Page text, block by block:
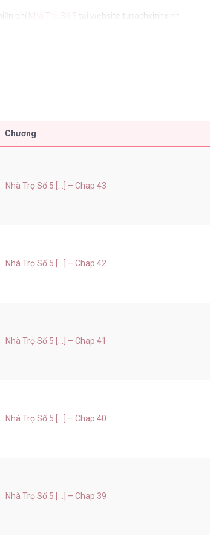
phí Nhà Trọ Số 5 tại website tusachxinhxinh
Chương
Nhà Trọ Số 5 [...] – Chap 43
Nhà Trọ Số 5 [...] – Chap 42
Nhà Trọ Số 5 [...] – Chap 41
Nhà Trọ Số 5 [...] – Chap 40
Nhà Trọ Số 5 [...] – Chap 39